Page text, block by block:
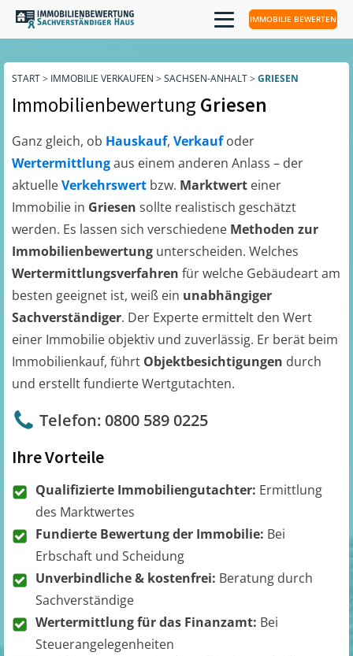
IMMOBILIE BEWERTEN
START> IMMOBILIE VERKAUFEN > SACHSEN-ANHALT> GRIESEN
ImmobilienbewertungGriesen
Ganz gleich, ob Hauskauf, Verkaufoder
Wertermittlungaus einem anderen Anlass – der
aktuelleVerkehrswert bzw. Marktwert einer
Immobilie in Griesen sollte realistisch geschätzt
werden. Es lassen sich verschiedene Methoden zur
Immobilienbewertung unterscheiden. Welches
Wertermittlungsverfahren für welche Gebäudeart am
besten geeignet ist, weiß ein unabhängiger
Sachverständiger. Der Experte ermittelt den Wert
einer Immobilie objektiv und zuverlässig. Er berät beim
Immobilienkauf, führt Objektbesichtigungen durch
und erstellt fundierte Wertgutachten.
Telefon: 0800 589 0225
Ihre Vorteile
Qualifizierte Immobiliengutachter: Ermittlung
des Marktwertes
Fundierte Bewertung der Immobilie: Bei
Erbschaft und Scheidung
Unverbindliche & kostenfrei: Beratung durch
Sachverständige
Wertermittlung für das Finanzamt: Bei
Steuerangelegenheiten